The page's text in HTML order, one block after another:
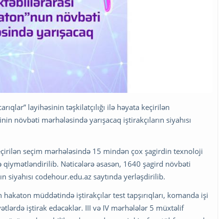
layihəsinin təşkilatçılığı ilə həyata keçirilən
növbəti mərhələsində yarışacaq iştirakçıların siyahısı
seçim mərhələsində 15 mindən çox şagirdin texnoloji
qiymətləndirilib. Nəticələrə əsasən, 1640 şagird növbəti
siyahısı codehour.edu.az saytında yerləşdirilib.
müddətində iştirakçılar test tapşırıqları, komanda işi
iştirak edəcəklər. III və IV mərhələlər 5 müxtəlif